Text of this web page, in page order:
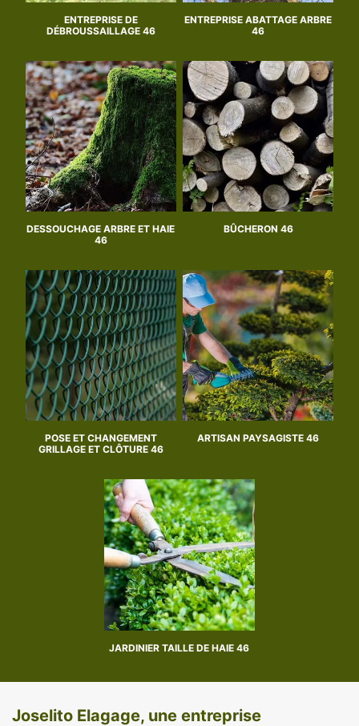
ENTREPRISE DE
DÉBROUSSAILLAGE 46
ENTREPRISE ABATTAGE ARBRE
46
DESSOUCHAGE ARBRE ET HAIE
46
BÛCHERON 46
POSE ET CHANGEMENT
GRILLAGE ET CLÔTURE 46
ARTISAN PAYSAGISTE 46
JARDINIER TAILLE DE HAIE 46
Joselito Elagage, une entreprise